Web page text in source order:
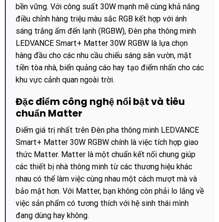
bền vững. Với công suất 30W mạnh mẽ cùng khả năng
điều chỉnh hàng triệu màu sắc RGB kết hợp với ánh
sáng trắng ấm đến lạnh (RGBW), Đèn pha thông minh
LEDVANCE Smart+ Matter 30W RGBW là lựa chọn
hàng đầu cho các nhu cầu chiếu sáng sân vườn, mặt
tiền tòa nhà, biển quảng cáo hay tạo điểm nhấn cho các
khu vực cảnh quan ngoài trời.
Đặc điểm công nghệ nổi bật và tiêu
chuẩn Matter
Điểm giá trị nhất trên Đèn pha thông minh LEDVANCE
Smart+ Matter 30W RGBW chính là việc tích hợp giao
thức Matter. Matter là một chuẩn kết nối chung giúp
các thiết bị nhà thông minh từ các thương hiệu khác
nhau có thể làm việc cùng nhau một cách mượt mà và
bảo mật hơn. Với Matter, bạn không còn phải lo lắng về
việc sản phẩm có tương thích với hệ sinh thái mình
đang dùng hay không.